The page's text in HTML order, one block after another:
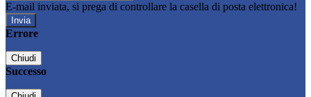
E-mail inviata, si prega di controllare la casella di posta elettronica!
Errore
Chiudi
Successo